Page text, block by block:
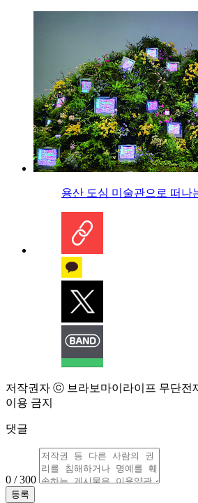
용산 도심 미술관으로 떠나
저작권자 ⓒ 브라보마이라이프 무단전
이용 금지
댓글
0 / 300